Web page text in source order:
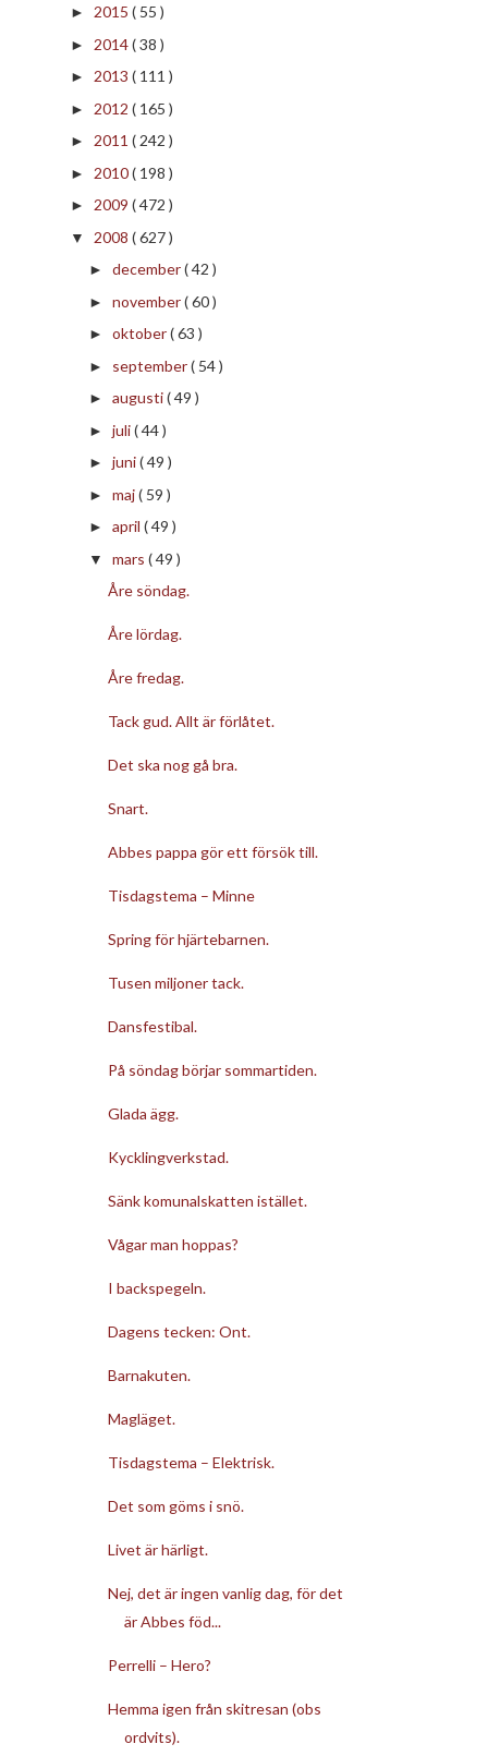
► 2015 ( 55 )
► 2014( 38 )
► 2013 ( 111 )
► 2012 ( 165 )
► 2011 ( 242 )
► 2010( 198 )
► 2009 ( 472 )
▼ 2008 ( 627 )
► december( 42 )
► november( 60 )
► oktober( 63 )
► september( 54 )
► augusti( 49 )
► juli( 44 )
► juni( 49 )
► maj( 59 )
► april ( 49 )
▼ mars ( 49 )
Åre söndag.
Åre lördag.
Åre fredag.
Tack gud. Allt är förlåtet.
Det ska nog gå bra.
Snart.
Abbes pappa gör ett försök till.
Tisdagstema – Minne
Spring för hjärtebarnen.
Tusen miljoner tack.
Dansfestibal.
På söndag börjar sommartiden.
Glada ägg.
Kycklingverkstad.
Sänk komunalskatten istället.
Vågar man hoppas?
I backspegeln.
Dagens tecken: Ont.
Barnakuten.
Magläget.
Tisdagstema – Elektrisk.
Det som göms i snö.
Livet är härligt.
Nej, det är ingen vanlig dag, för det
är Abbes föd...
Perrelli – Hero?
Hemma igen från skitresan (obs
ordvits).